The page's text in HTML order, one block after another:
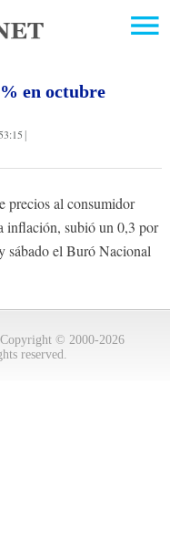
en octubre
al consumidor
inflación, subió un 0,3 por
sábado el Buró Nacional
© 2000-2026
reserved.